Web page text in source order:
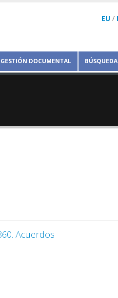
EU /
GESTIÓN DOCUMENTAL
Acuerdos